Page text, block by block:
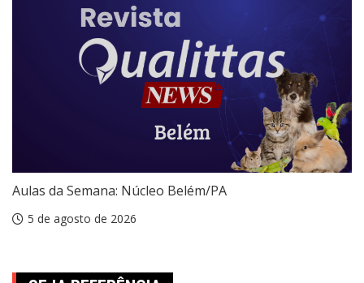
Aulas da Semana: Núcleo Belém/PA
5 de agosto de 2026